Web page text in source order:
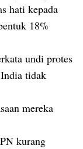
hati kepada
18%
undi protes
tidak
mereka
kurang